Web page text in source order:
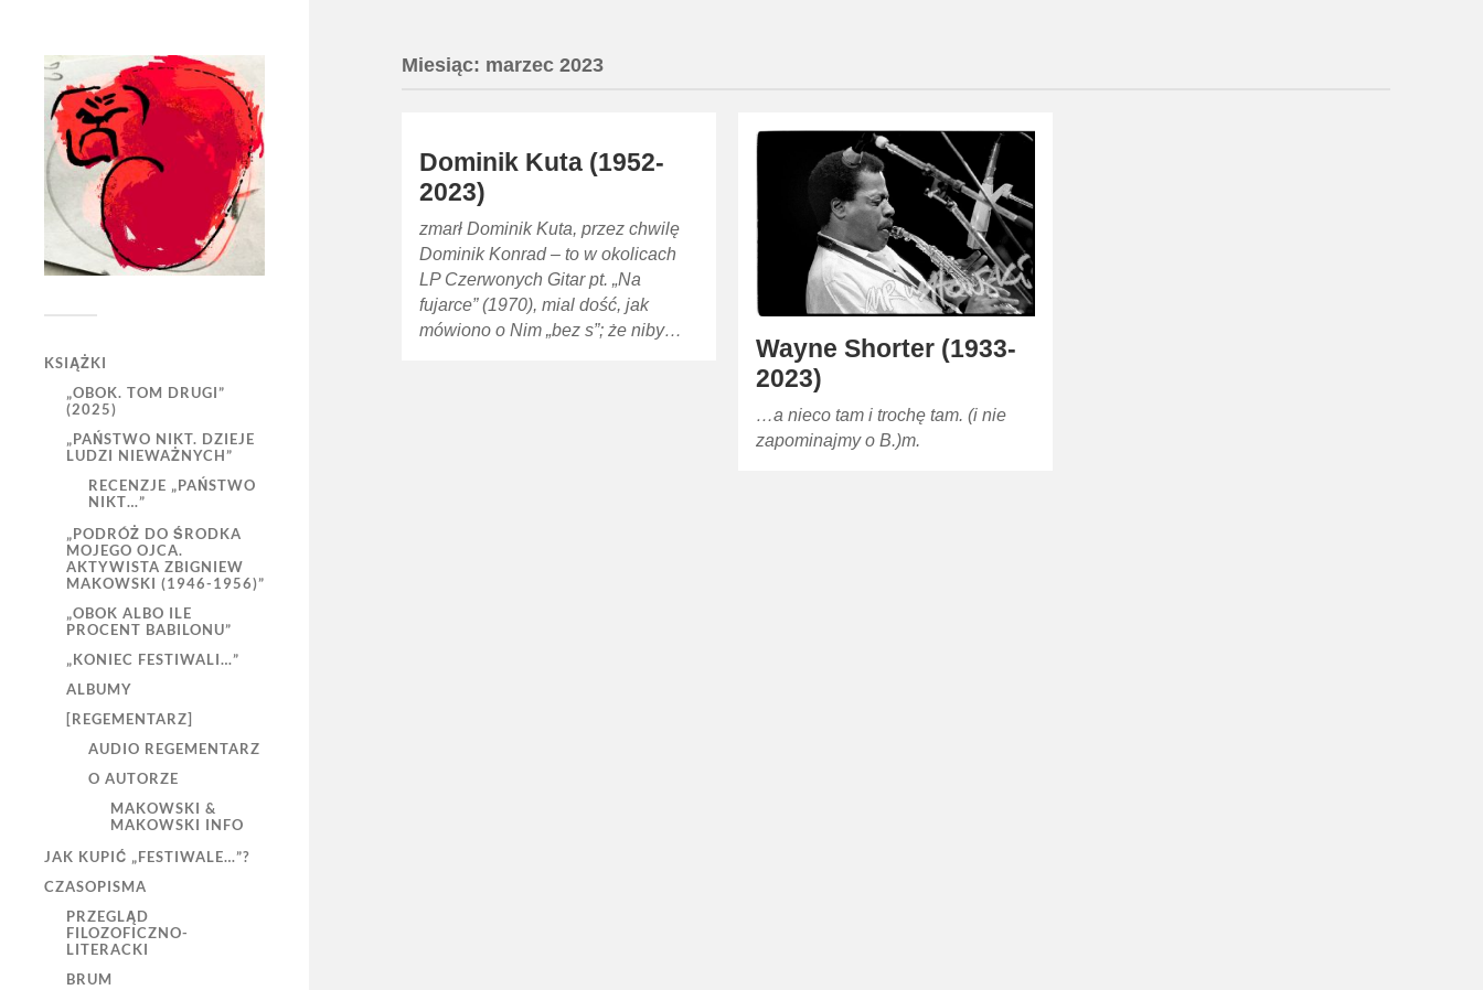
KSIĄŻKI
„OBOK. TOM DRUGI”
(2025)
„PAŃSTWO NIKT. DZIEJE
LUDZI NIEWAŻNYCH”
RECENZJE „PAŃSTWO
NIKT…”
„PODRÓŻ DO ŚRODKA
MOJEGO OJCA.
AKTYWISTA ZBIGNIEW
MAKOWSKI (1946-1956)”
„OBOK ALBO ILE
PROCENT BABILONU”
„KONIEC FESTIWALI…”
ALBUMY
[REGEMENTARZ]
AUDIO REGEMENTARZ
O AUTORZE
MAKOWSKI &
MAKOWSKI INFO
JAK KUPIĆ „FESTIWALE…”?
CZASOPISMA
PRZEGLĄD
FILOZOFICZNO-
LITERACKI
BRUM
Miesiąc: marzec 2023
Dominik Kuta (1952-
2023)
zmarł Dominik Kuta, przez chwilę
Dominik Konrad – to w okolicach
LP Czerwonych Gitar pt. „Na
fujarce” (1970), mial dość, jak
mówiono o Nim „bez s”; że niby…
Wayne Shorter (1933-
2023)
…a nieco tam i trochę tam. (i nie
zapominajmy o B.)m.